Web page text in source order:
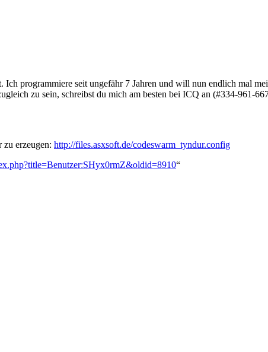
programmiere seit ungefähr 7 Jahren und will nun endlich mal
zu sein, schreibst du mich am besten bei ICQ an (#334-961-
erzeugen: http://files.asxsoft.de/codeswarm_tyndur.config
“